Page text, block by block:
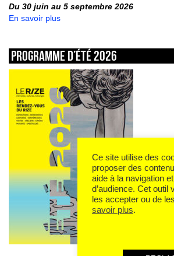
Du 30 juin au 5 septembre 2026
En savoir plus
Programme d’été 2026
Ce site utilise des
proposer des
aide à la navigation
d’audience. Cet outil
les accepter ou de
savoir plus.